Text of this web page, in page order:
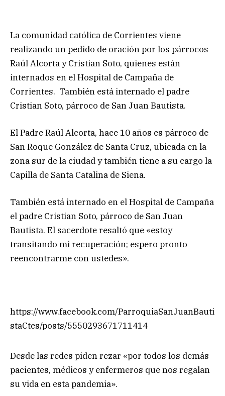
La comunidad católica de Corrientes viene
realizando un pedido de oración por los párrocos
Raúl Alcorta y Cristian Soto, quienes están
internados en el Hospital de Campaña de
Corrientes. También está internado el padre
Cristian Soto, párroco de San Juan Bautista.
El Padre Raúl Alcorta, hace 10 años es párroco de
San Roque González de Santa Cruz, ubicada en la
zona sur de la ciudad y también tiene a su cargo la
Capilla de Santa Catalina de Siena.
También está internado en el Hospital de Campaña
el padre Cristian Soto, párroco de San Juan
Bautista. El sacerdote resaltó que «estoy
transitando mi recuperación; espero pronto
reencontrarme con ustedes».
https://www.facebook.com/ParroquiaSanJuanBauti
staCtes/posts/5550293671711414
Desde las redes piden rezar «por todos los demás
pacientes, médicos y enfermeros que nos regalan
su vida en esta pandemia».